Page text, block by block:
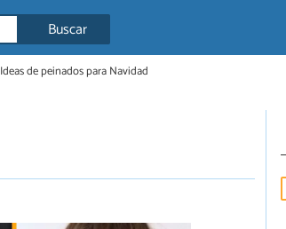
Buscar
Ideas de peinados para Navidad